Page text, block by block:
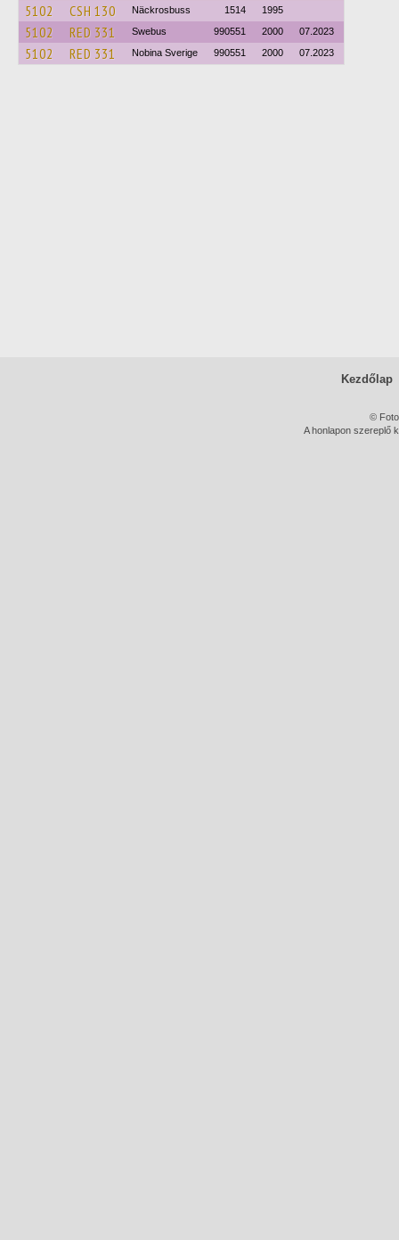
5102 CSH 130 Näckrosbuss 1514 1995
5102 RED 331 Swebus 990551 2000 07.2023
5102 RED 331 Nobina Sverige 990551 2000 07.2023
Kezdőlap
©
A honlapon szereplő